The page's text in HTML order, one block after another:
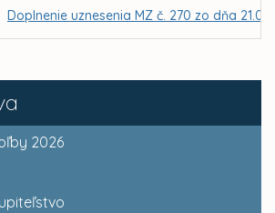
2026
Doplnenie uznesenia MZ č. 270 zo dňa